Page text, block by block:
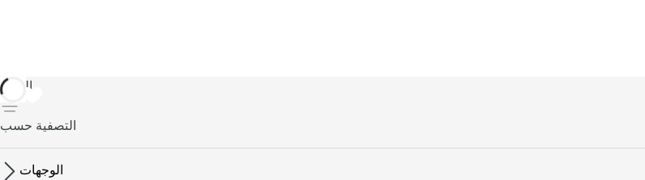
العودة
التصفية حسب
الوجهات